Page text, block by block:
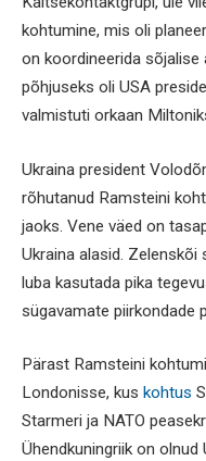
kohtumine, mis oli
on koordineerida sõjalise
põhjuseks oli USA
valmistuti orkaan
Ukraina president
rõhutanud Ramsteini
jaoks. Vene väed on
Ukraina alasid.
luba kasutada pika
sügavamate piirkondade
Pärast Ramsteini
Londonisse, kus kohtus
Starmeri ja NATO
Ühendkuningriik on olnud